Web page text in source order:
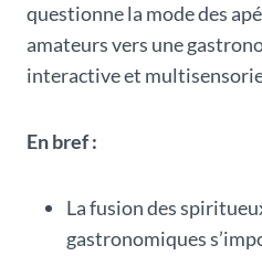
questionne la mode des
amateurs vers une
interactive et
En bref :
La fusion des
gastronomiques